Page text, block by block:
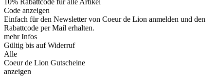
Code anzeigen
Einfach für den Newsletter von Coeur de Lion anmelden und den
Rabattcode per Mail erhalten.
mehr Infos
Gültig bis auf Widerruf
Alle
Coeur de Lion Gutscheine
anzeigen